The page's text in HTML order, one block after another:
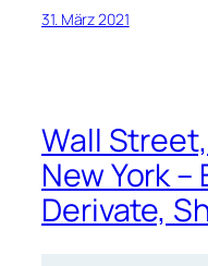
31. März 2021
Wall
New York –
Derivate,